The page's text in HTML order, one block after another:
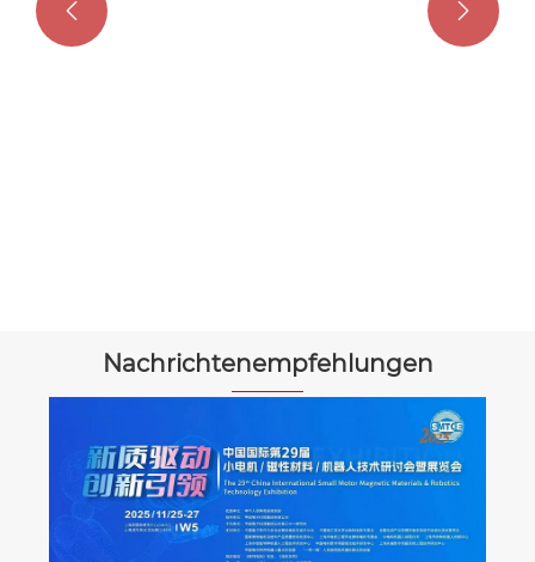
 
Nachrichtenempfehlungen